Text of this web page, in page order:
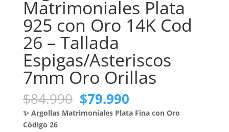
Matrimoniales Plata
925 con Oro 14K Cod
26 – Tallada
Espigas/Asteriscos
7mm Oro Orillas
$84.990 El
precio
original
$79.990El
precio
actual
✨ Argollas Matrimoniales Plata Fina con Oro
Código 26